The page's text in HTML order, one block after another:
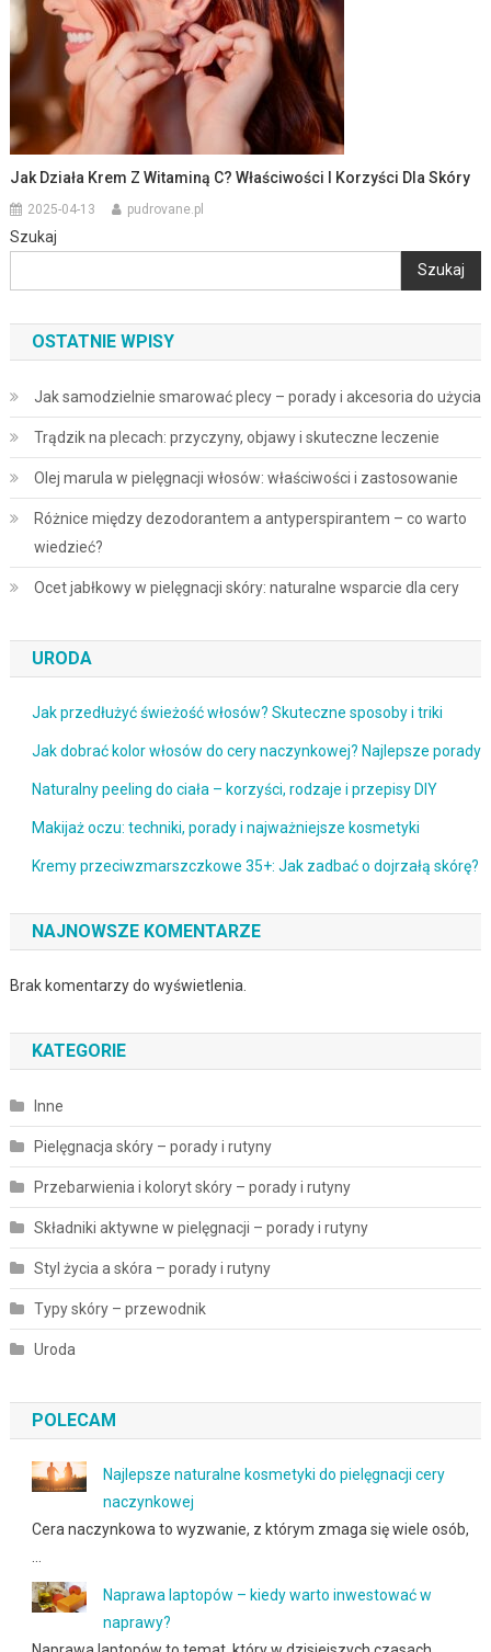
Jak Działa Krem Z Witaminą C? Właściwości I Korzyści Dla Skóry
2025-04-13 pudrovane.pl
Szukaj
Szukaj
OSTATNIE WPISY
Jak samodzielnie smarować plecy – porady i akcesoria do użycia
Trądzik na plecach: przyczyny, objawy i skuteczne leczenie
Olej marula w pielęgnacji włosów: właściwości i zastosowanie
Różnice między dezodorantem a antyperspirantem – co warto
wiedzieć?
Ocet jabłkowy w pielęgnacji skóry: naturalne wsparcie dla cery
URODA
Jak przedłużyć świeżość włosów? Skuteczne sposoby i triki
Jak dobrać kolor włosów do cery naczynkowej? Najlepsze porady
Naturalny peeling do ciała – korzyści, rodzaje i przepisy DIY
Makijaż oczu: techniki, porady i najważniejsze kosmetyki
Kremy przeciwzmarszczkowe 35+: Jak zadbać o dojrzałą skórę?
NAJNOWSZE KOMENTARZE
Brak komentarzy do wyświetlenia.
KATEGORIE
Inne
Pielęgnacja skóry – porady i rutyny
Przebarwienia i koloryt skóry – porady i rutyny
Składniki aktywne w pielęgnacji – porady i rutyny
Styl życia a skóra – porady i rutyny
Typy skóry – przewodnik
Uroda
POLECAM
Najlepsze naturalne kosmetyki do pielęgnacji cery
naczynkowej
Cera naczynkowa to wyzwanie, z którym zmaga się wiele osób,
Naprawa laptopów – kiedy warto inwestować w
naprawy?